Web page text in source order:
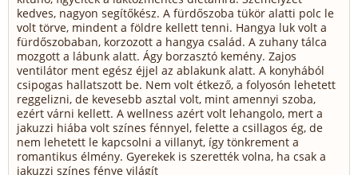
kedves, nagyon segítőkész. A fürdőszoba tükör alatti polc le
volt törve, mindent a földre kellett tenni. Hangya luk volt a
fürdőszobaban, korzozott a hangya család. A zuhany tálca
mozgott a lábunk alatt. Ágy borzasztó kemény. Zajos
ventilátor ment egész éjjel az ablakunk alatt. A konyhából
csipogas hallatszott be. Nem volt étkező, a folyosón lehetett
reggelizni, de kevesebb asztal volt, mint amennyi szoba,
ezért várni kellett. A wellness azért volt lehangolo, mert a
jakuzzi hiába volt színes fénnyel, felette a csillagos ég, de
nem lehetett le kapcsolni a villanyt, így tönkrement a
romantikus élmény. Gyerekek is szerették volna, ha csak a
jakuzzi színes fénye világít